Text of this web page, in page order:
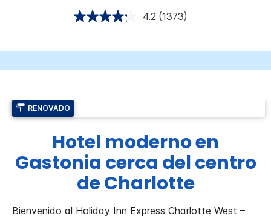
4.2 (1373)
RENOVADO
Hotel moderno en
Gastonia cerca del centro
de Charlotte
Bienvenido al Holiday Inn Express Charlotte West –